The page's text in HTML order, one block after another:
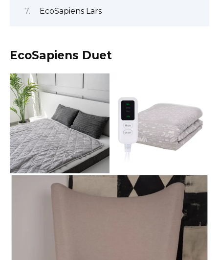
EcoSapiens Lars
EcoSapiens Duet